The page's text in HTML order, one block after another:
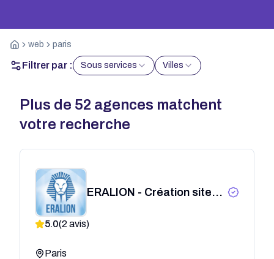
web paris
Filtrer par : Sous services Villes
Plus de 52 agences matchent
votre recherche
ERALION - Création site
web, expert WordPress
5.0(2 avis)
Paris